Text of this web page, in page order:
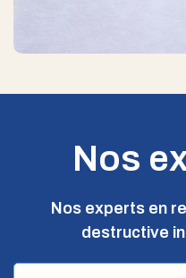
Nos
Nos experts en
destructive